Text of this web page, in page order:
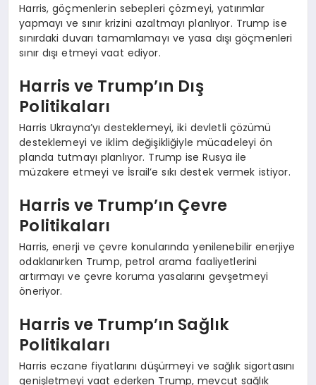
Harris, göçmenlerin sebepleri çözmeyi, yatırımlar
yapmayı ve sınır krizini azaltmayı planlıyor. Trump ise
sınırdaki duvarı tamamlamayı ve yasa dışı göçmenleri
sınır dışı etmeyi vaat ediyor.
Harris ve Trump’ın Dış
Politikaları
Harris Ukrayna’yı desteklemeyi, iki devletli çözümü
desteklemeyi ve iklim değişikliğiyle mücadeleyi ön
planda tutmayı planlıyor. Trump ise Rusya ile
müzakere etmeyi ve İsrail’e sıkı destek vermek istiyor.
Harris ve Trump’ın Çevre
Politikaları
Harris, enerji ve çevre konularında yenilenebilir enerjiye
odaklanırken Trump, petrol arama faaliyetlerini
artırmayı ve çevre koruma yasalarını gevşetmeyi
öneriyor.
Harris ve Trump’ın Sağlık
Politikaları
Harris eczane fiyatlarını düşürmeyi ve sağlık sigortasını
genişletmeyi vaat ederken Trump, mevcut sağlık